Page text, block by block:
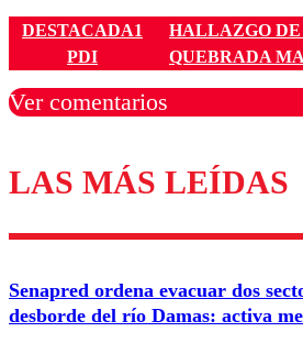
DESTACADA1
HALLAZGO DE
PDI
QUEBRADA
Ver comentarios
Los comentarios son moderados
diálogo respetuoso.
Correo
LAS MÁS LEÍDAS
Senapred ordena evacuar dos
desborde del río Damas: activa